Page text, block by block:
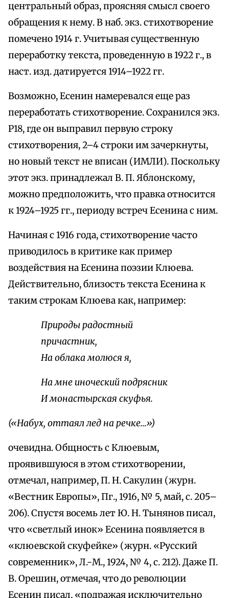
центральный образ, проясняя смысл своего
обращения к нему. В наб. экз. стихотворение
помечено 1914 г. Учитывая существенную
переработку текста, проведенную в 1922 г., в
наст. изд. датируется 1914–1922 гг.
Возможно, Есенин намеревался еще раз
переработать стихотворение. Сохранился экз.
Р18, где он выправил первую строку
стихотворения, 2–4 строки им зачеркнуты,
но новый текст не вписан (ИМЛИ). Поскольку
этот экз. принадлежал В. П. Яблонскому,
можно предположить, что правка относится
к 1924–1925 гг., периоду встреч Есенина с ним.
Начиная с 1916 года, стихотворение часто
приводилось в критике как пример
воздействия на Есенина поэзии Клюева.
Действительно, близость текста Есенина к
таким строкам Клюева как, например:
Природы радостный
причастник,
На облака молюся я,
На мне иноческий подрясник
И монастырская скуфья.
(«Набух, оттаял лед на речке…»)
очевидна. Общность с Клюевым,
проявившуюся в этом стихотворении,
отмечал, например, П. Н. Сакулин (журн.
«Вестник Европы», Пг., 1916, № 5, май, с. 205–
206). Спустя восемь лет Ю. Н. Тынянов писал,
что «светлый инок» Есенина появляется в
«клюевской скуфейке» (журн. «Русский
современник», Л.-М., 1924, № 4, с. 212). Даже П.
В. Орешин, отмечая, что до революции
Есенин писал, «подражая исключительно